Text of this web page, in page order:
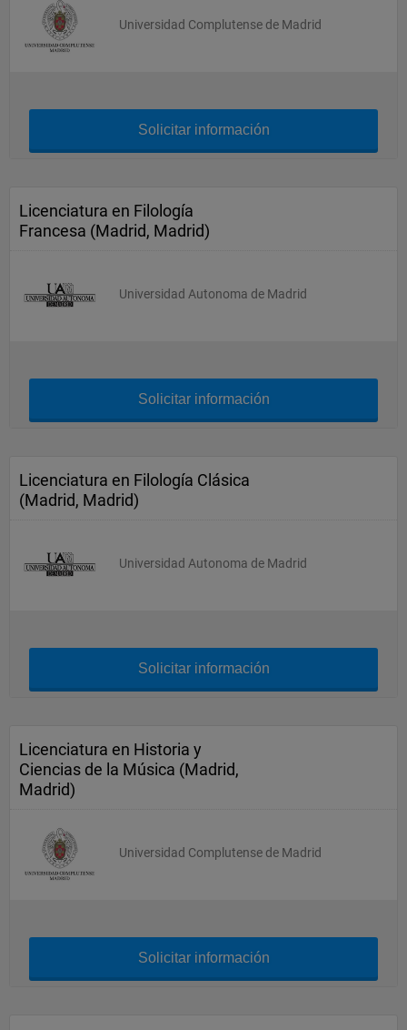
Universidad Complutense de Madrid
Solicitar información
Licenciatura en Filología
Francesa (Madrid, Madrid)
Universidad Autonoma de Madrid
Solicitar información
Licenciatura en Filología Clásica
(Madrid, Madrid)
Universidad Autonoma de Madrid
Solicitar información
Licenciatura en Historia y
Ciencias de la Música (Madrid,
Madrid)
Universidad Complutense de Madrid
Solicitar información